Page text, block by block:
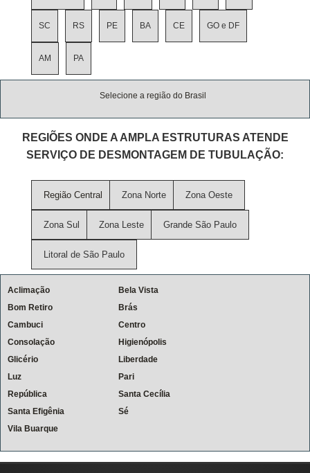
SC RS PE BA CE GO e DF
AM PA
Selecione a região do Brasil
REGIÕES ONDE A AMPLA ESTRUTURAS ATENDE
SERVIÇO DE DESMONTAGEM DE TUBULAÇÃO:
Região Central Zona Norte Zona Oeste
Zona Sul Zona Leste Grande São Paulo
Litoral de São Paulo
Aclimação
Bela Vista
Bom Retiro
Brás
Cambuci
Centro
Consolação
Higienópolis
Glicério
Liberdade
Luz
Pari
República
Santa Cecília
Santa Efigênia
Sé
Vila Buarque